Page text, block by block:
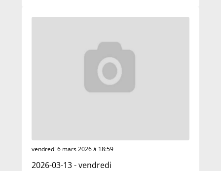
vendredi 6 mars 2026 à 18:59
2026-03-13 - vendredi